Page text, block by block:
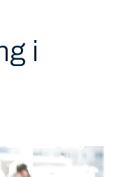
i